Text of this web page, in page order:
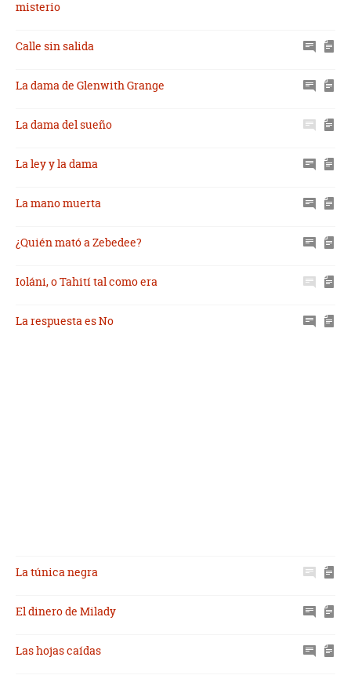
misterio
Calle sin salida
La dama de Glenwith Grange
La dama del sueño
La ley y la dama
La mano muerta
¿Quién mató a Zebedee?
Ioláni, o Tahití tal como era
La respuesta es No
La túnica negra
El dinero de Milady
Las hojas caídas